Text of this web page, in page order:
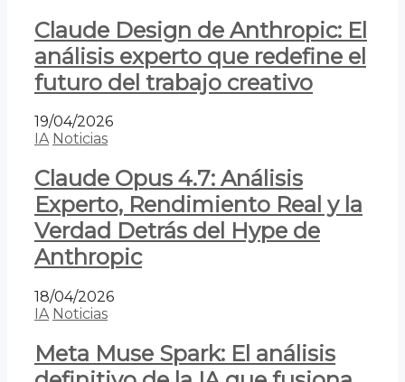
Claude Design de Anthropic: El
análisis experto que redefine el
futuro del trabajo creativo
19/04/2026
IA Noticias
Claude Opus 4.7: Análisis
Experto, Rendimiento Real y la
Verdad Detrás del Hype de
Anthropic
18/04/2026
IA Noticias
Meta Muse Spark: El análisis